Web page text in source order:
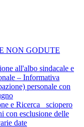
NON GODUTE
all'albo sindacale e
– Informativa
personale con
e Ricerca_ sciopero
con esclusione delle
date